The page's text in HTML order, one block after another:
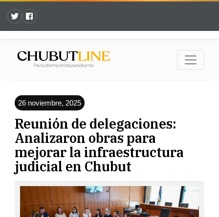
26 noviembre, 2025
Reunión de delegaciones:
Analizaron obras para
mejorar la infraestructura
judicial en Chubut